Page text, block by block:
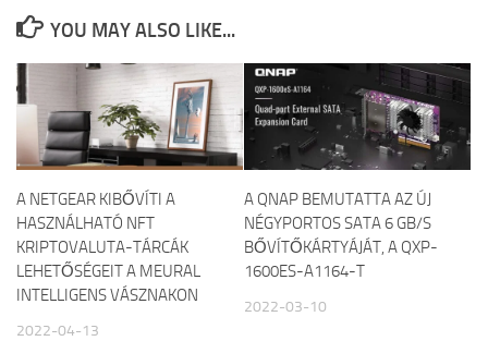
YOU MAY ALSO LIKE...
A NETGEAR KIBŐVÍTI A
HASZNÁLHATÓ NFT
KRIPTOVALUTA-TÁRCÁK
LEHETŐSÉGEIT A MEURAL
INTELLIGENS VÁSZNAKON
2022-04-13
A QNAP BEMUTATTA AZ ÚJ
NÉGYPORTOS SATA 6 GB/S
BŐVÍTŐKÁRTYÁJÁT, A QXP-
1600ES-A1164-T
2022-03-10